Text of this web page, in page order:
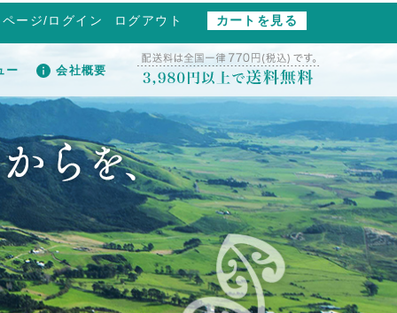
ージ/ログイン ログアウト カートを見る
ー 会社概要